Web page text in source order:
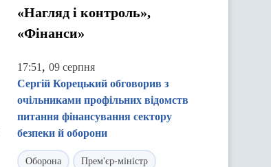
«Нагляд і контроль»,
«Фінанси»
17:51 , 09 серпня
Сергій Корецький обговорив з
очільниками профільних відомств
питання фінансування сектору
безпеки й оборони
Оборона Прем'єр-міністр